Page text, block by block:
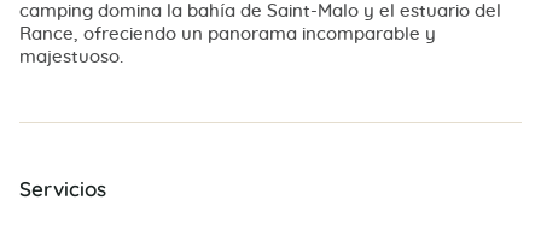
camping domina la bahía de Saint-Malo y el estuario del
Rance, ofreciendo un panorama incomparable y
majestuoso.
Servicios